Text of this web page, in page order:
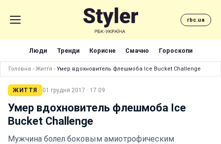
rbc.ua
Люди Тренди Корисне Смачно Гороскопи
Головна › Життя › Умер вдохновитель флешмоба Ice Bucket Сhallenge
ЖИТТЯ 01 грудня 2017 · 17:09
Умер вдохновитель флешмоба Ice
Bucket Сhallenge
Мужчина болел боковым амиотрофическим